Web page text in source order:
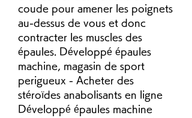
coude pour amener les poignets
au-dessus de vous et donc
contracter les muscles des
épaules. Développé épaules
machine, magasin de sport
perigueux - Acheter des
stéroïdes anabolisants en ligne
Développé épaules machine